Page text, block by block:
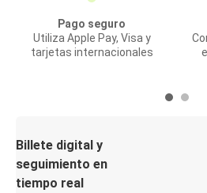
Pago seguro
Utiliza Apple Pay, Visa y
tarjetas internacionales
Billete digital y
seguimiento en
tiempo real